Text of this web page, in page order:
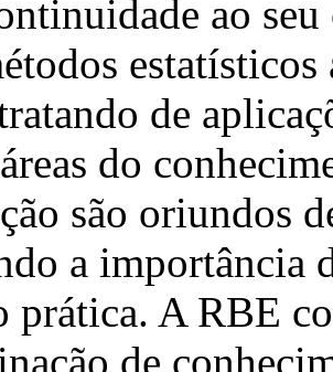
ao
de
do
são oriundos
a importância
prática. A RBE
de